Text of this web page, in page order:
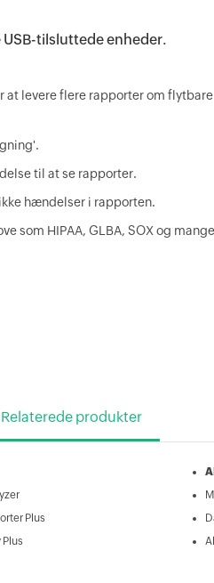
tilsluttede enheder.
at levere flere rapporter om flytbare
til at se rapporter.
hændelser i rapporten.
som HIPAA, GLBA, SOX og mange
Relaterede produkter
Plus